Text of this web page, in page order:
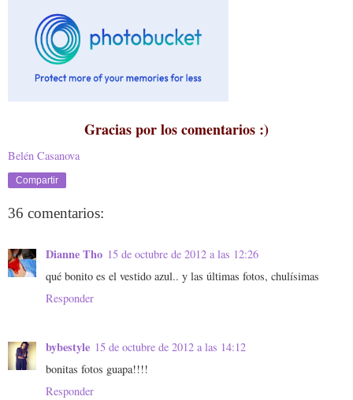
Gracias por los comentarios :)
Belén Casanova
Compartir
36 comentarios:
Dianne Tho 15 de octubre de 2012 a las 12:26
qué bonito es el vestido azul.. y las últimas fotos, chulísimas
Responder
bybestyle 15 de octubre de 2012 a las 14:12
bonitas fotos guapa!!!!
Responder